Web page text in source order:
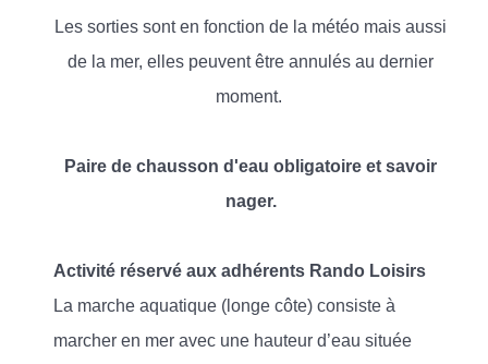
Les sorties sont en fonction de la météo mais aussi
de la mer, elles peuvent être annulés au dernier
moment.
Paire de chausson d'eau obligatoire et savoir
nager.
Activité réservé aux adhérents Rando Loisirs
La marche aquatique (longe côte) consiste à
marcher en mer avec une hauteur d’eau située